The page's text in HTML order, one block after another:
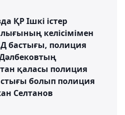
ҚР Ішкі істер
келісімімен
бастығы, полиция
қаласы полиция
болып полиция
Селтанов